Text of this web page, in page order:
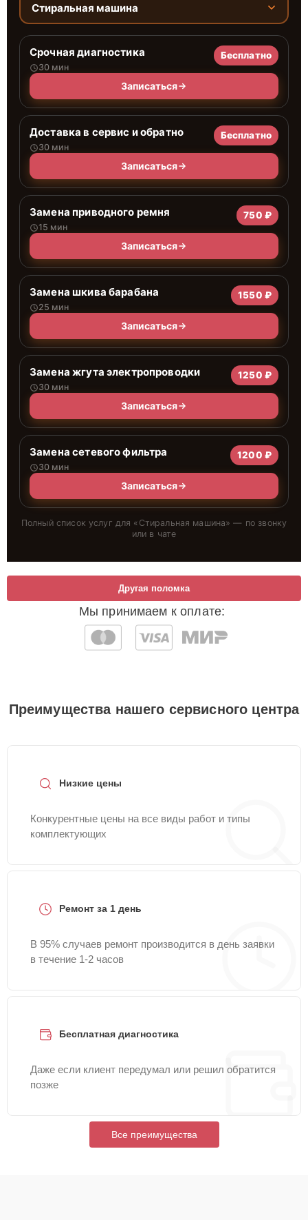
Стиральная машина
Срочная диагностика
30 мин
Бесплатно
Записаться
Доставка в сервис и обратно
30 мин
Бесплатно
Записаться
Замена приводного ремня
15 мин
750 ₽
Записаться
Замена шкива барабана
25 мин
1550 ₽
Записаться
Замена жгута электропроводки
30 мин
1250 ₽
Записаться
Замена сетевого фильтра
30 мин
1200 ₽
Записаться
Полный список услуг для « Стиральная машина» — по звонку
или в чате
Мы принимаем к оплате:
Другая поломка
Преимущества нашего сервисного центра
Низкие цены
Конкурентные цены на все виды работ и типы
комплектующих
Ремонт за 1 день
В 95% случаев ремонт производится в день заявки
в течение 1-2 часов
Бесплатная диагностика
Даже если клиент передумал или решил обратится
позже
Все преимущества